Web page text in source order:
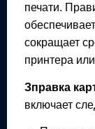
печати.
сокращает
принтера
Зправка
включает